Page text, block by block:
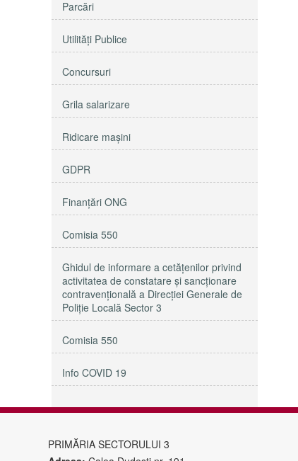
Parcări
Utilităţi Publice
Concursuri
Grila salarizare
Ridicare maşini
GDPR
Finanțări ONG
Comisia 550
Ghidul de informare a cetățenilor privind
activitatea de constatare și sancționare
contravențională a Direcției Generale de
Poliție Locală Sector 3
Comisia 550
Info COVID 19
PRIMĂRIA SECTORULUI 3